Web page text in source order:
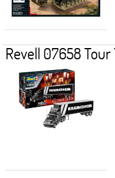
Revell 07658